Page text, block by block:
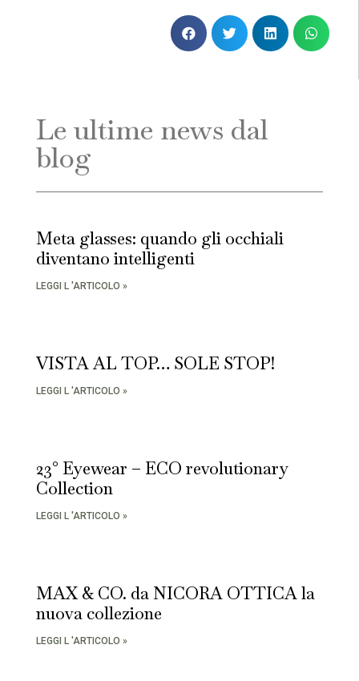
Le ultime news dal
blog
Meta glasses: quando gli occhiali
diventano intelligenti
LEGGI L 'ARTICOLO »
VISTA AL TOP… SOLE STOP!
LEGGI L 'ARTICOLO »
23° Eyewear – ECO revolutionary
Collection
LEGGI L 'ARTICOLO »
MAX & CO. da NICORA OTTICA la
nuova collezione
LEGGI L 'ARTICOLO »